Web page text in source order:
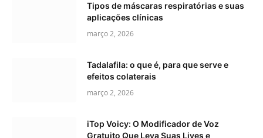
Tipos de máscaras respiratórias e suas
aplicações clínicas
março 2, 2026
Tadalafila: o que é, para que serve e
efeitos colaterais
março 2, 2026
iTop Voicy: O Modificador de Voz
Gratuito Que Leva Suas Lives e